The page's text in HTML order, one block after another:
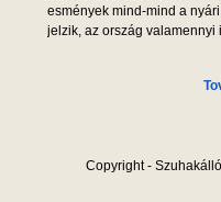
esmények mind-mind a
jelzik, az ország valamennyi
Copyright -